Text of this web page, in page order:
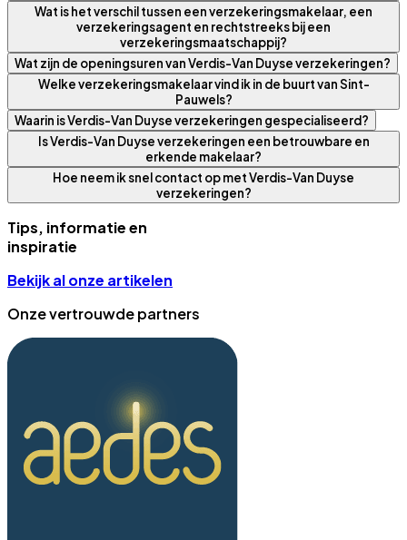
Wat is het verschil tussen een verzekeringsmakelaar, een
verzekeringsagent en rechtstreeks bij een
verzekeringsmaatschappij?
Wat zijn de openingsuren van Verdis-Van Duyse verzekeringen?
Welke verzekeringsmakelaar vind ik in de buurt van Sint-
Pauwels?
Waarin is Verdis-Van Duyse verzekeringen gespecialiseerd?
Is Verdis-Van Duyse verzekeringen een betrouwbare en
erkende makelaar?
Hoe neem ik snel contact op met Verdis-Van Duyse
verzekeringen?
Tips, informatie en
inspiratie
Bekijk al onze artikelen
Onze vertrouwde partners